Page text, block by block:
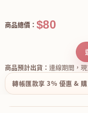
商品總價： $80
商品預計出貨： 連線期間，
轉帳匯款享 3% 優惠 &